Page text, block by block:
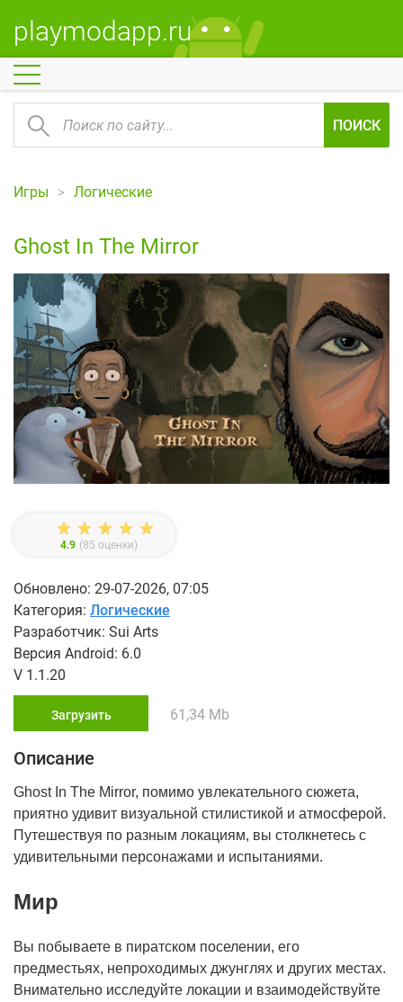
playmodapp.ru
ПОИСК
Игры Логические
Ghost In The Mirror
4.9 (85 оценки)
Обновлено: 29-07-2026, 07:05
Категория: Логические
Разработчик: Sui Arts
Версия Android: 6.0
V 1.1.20
Загрузить 61,34 Mb
Описание
Ghost In The Mirror, помимо увлекательного сюжета,
приятно удивит визуальной стилистикой и атмосферой.
Путешествуя по разным локациям, вы столкнетесь с
удивительными персонажами и испытаниями.
Мир
Вы побываете в пиратском поселении, его
предместьях, непроходимых джунглях и других местах.
Внимательно исследуйте локации и взаимодействуйте